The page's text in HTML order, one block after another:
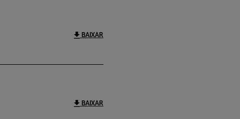
BAIXAR
BAIXAR